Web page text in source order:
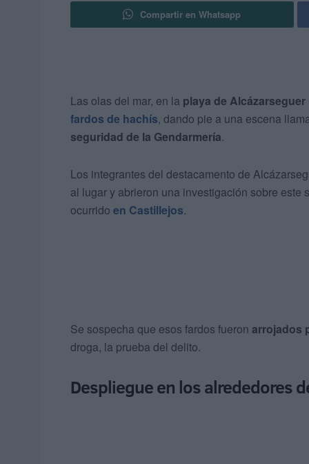
Compartir en Whatsapp
Las olas del mar, en la playa de Alcázarseguer
fardos de hachís, dando pie a una escena
seguridad de la Gendarmería.
Los integrantes del destacamento de
al lugar y abrieron una investigación sobre este
ocurrido en Castillejos.
Se sospecha que esos fardos fueron arrojados
droga, la prueba del delito.
Despliegue en los alrededores